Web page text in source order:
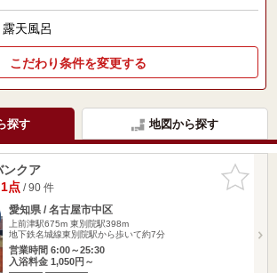
露天風呂
こだわり条件を変更する
探す 地図から探す
お気に入
りに追加
ンクア
点/ 90 件
愛知県 / 名古屋市中区
上前津駅675m 東別院駅398m
地下鉄名城線東別院駅から歩いて約7分
営業時間 6:00～25:30
入浴料金 1,050円～